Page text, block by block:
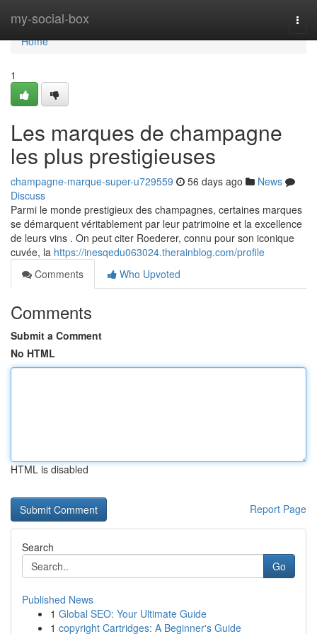
my-social-box
Home
Home
1
Les marques de champagne
les plus prestigieuses
champagne-marque-super-u729559 56 days ago
News
Discuss
Parmi le monde prestigieux des champagnes, certaines marques
se démarquent véritablement par leur patrimoine et la excellence
de leurs vins . On peut citer Roederer, connu pour son iconique
cuvée, la https://inesqedu063024.therainblog.com/profile
Comments
Who Upvoted
Comments
Submit a Comment
No HTML
HTML is disabled
Report Page
Search
Go
Published News
1 Global SEO: Your Ultimate Guide
1 copyright Cartridges: A Beginner's Guide